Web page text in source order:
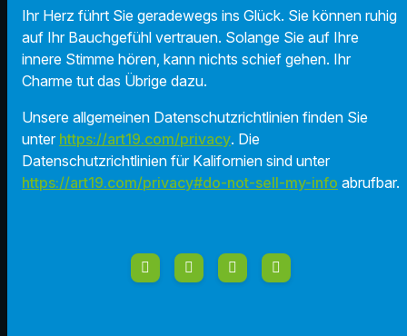
Ihr Herz führt Sie geradewegs ins Glück. Sie können ruhig
auf Ihr Bauchgefühl vertrauen. Solange Sie auf Ihre
innere Stimme hören, kann nichts schief gehen. Ihr
Charme tut das Übrige dazu.
Unsere allgemeinen Datenschutzrichtlinien finden Sie
unter https://art19.com/privacy. Die
Datenschutzrichtlinien für Kalifornien sind unter
https://art19.com/privacy#do-not-sell-my-info abrufbar.